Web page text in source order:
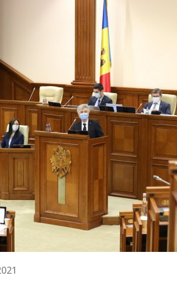
Trafic intens la postul vamal
Podolsk, pe sensul de
ieșire din Republica Moldova